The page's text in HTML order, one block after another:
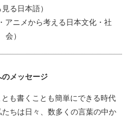
る日本語）
アニメから考える日本文化・社
会）
のメッセージ
も書くことも簡単にできる時代
ちは日々、数多くの言葉の中か